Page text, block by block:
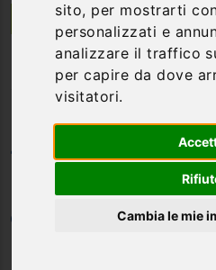
sito, per mostrarti
personalizzati e
analizzare il traffico
per capire da dove
visitatori.
Cambia le mie
Dimaro | Trentino Alto Adige
Hydrospeed Fun
Sole